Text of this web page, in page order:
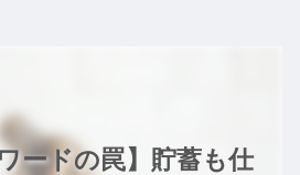
ードの罠】貯蓄も仕